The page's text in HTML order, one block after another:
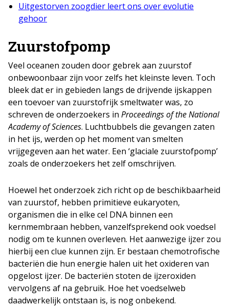
Uitgestorven zoogdier leert ons over evolutie
gehoor
Zuurstofpomp
Veel oceanen zouden door gebrek aan zuurstof
onbewoonbaar zijn voor zelfs het kleinste leven. Toch
bleek dat er in gebieden langs de drijvende ijskappen
een toevoer van zuurstofrijk smeltwater was, zo
schreven de onderzoekers in Proceedings of the National
Academy of Sciences. Luchtbubbels die gevangen zaten
in het ijs, werden op het moment van smelten
vrijgegeven aan het water. Een ‘glaciale zuurstofpomp’
zoals de onderzoekers het zelf omschrijven.
Hoewel het onderzoek zich richt op de beschikbaarheid
van zuurstof, hebben primitieve eukaryoten,
organismen die in elke cel DNA binnen een
kernmembraan hebben, vanzelfsprekend ook voedsel
nodig om te kunnen overleven. Het aanwezige ijzer zou
hierbij een clue kunnen zijn. Er bestaan chemotrofische
bacteriën die hun energie halen uit het oxideren van
opgelost ijzer. De bacteriën stoten de ijzeroxiden
vervolgens af na gebruik. Hoe het voedselweb
daadwerkelijk ontstaan is, is nog onbekend.